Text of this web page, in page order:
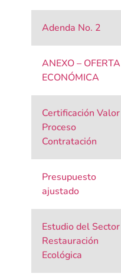
Adenda No. 2
ANEXO – OFERTA
ECONÓMICA
Certificación Valor
Proceso
Contratación
Presupuesto
ajustado
Estudio del Sector
Restauración
Ecológica